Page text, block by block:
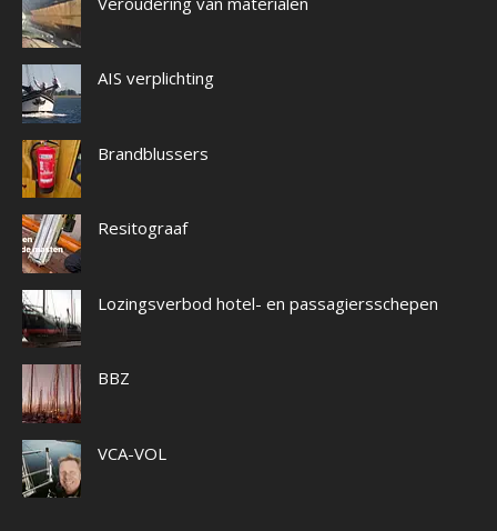
AIS verplichting
Brandblussers
Resitograaf
Lozingsverbod hotel- en passagiersschepen
BBZ
VCA-VOL